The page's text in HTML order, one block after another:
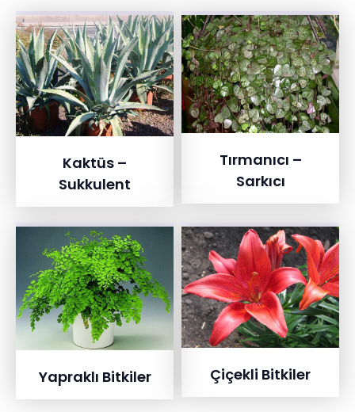
Kaktüs –
Sukkulent
Tırmanıcı –
Sarkıcı
Yapraklı Bitkiler Çiçekli Bitkiler